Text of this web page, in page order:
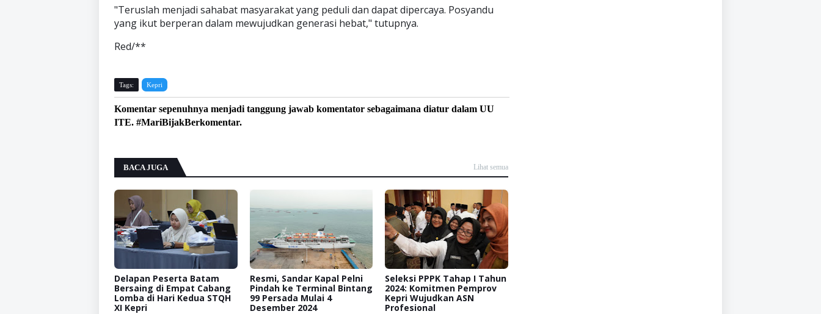
"Teruslah menjadi sahabat masyarakat yang peduli dan dapat dipercaya. Posyandu
yang ikut berperan dalam mewujudkan generasi hebat," tutupnya.
Red/**
Tags: Kepri
Komentar sepenuhnya menjadi tanggung jawab komentator sebagaimana diatur dalam UU
ITE. #MariBijakBerkomentar.
BACA JUGA Lihat semua
Delapan Peserta Batam
Bersaing di Empat Cabang
Lomba di Hari Kedua STQH
XI Kepri
Resmi, Sandar Kapal Pelni
Pindah ke Terminal Bintang
99 Persada Mulai 4
Desember 2024
Seleksi PPPK Tahap I Tahun
2024: Komitmen Pemprov
Kepri Wujudkan ASN
Profesional